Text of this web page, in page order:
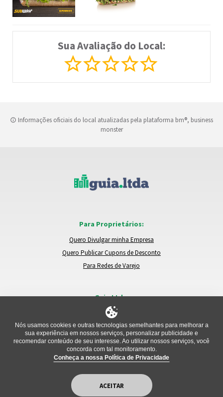
Sua Avaliação do Local:
Informações oficiais do local atualizadas pela plataforma bm®, business
monster
Para Proprietários:
Quero Divulgar minha Empresa
Quero Publicar Cupons de Desconto
Para Redes de Varejo
Guia.Ltda:
Locais e Empresas
Trocar de Região
Relatar um Problema
Copyright Guia.Ltda © 2026. All Rights Reserved.
Nós usamos cookies e outras tecnologias semelhantes para melhorar a
sua experiência em nossos serviços, personalizar publicidade e
recomendar conteúdo de seu interesse. Ao utilizar nossos serviços, você
concorda com tal monitoramento.
Conheça a nossa Política de Privacidade
ACEITAR